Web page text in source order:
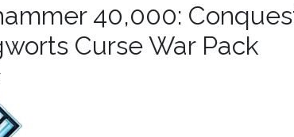
40,000:
Curse War Pack